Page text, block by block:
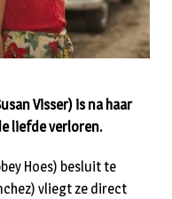
Visser) is na haar
liefde verloren.
Hoes) besluit te
vliegt ze direct